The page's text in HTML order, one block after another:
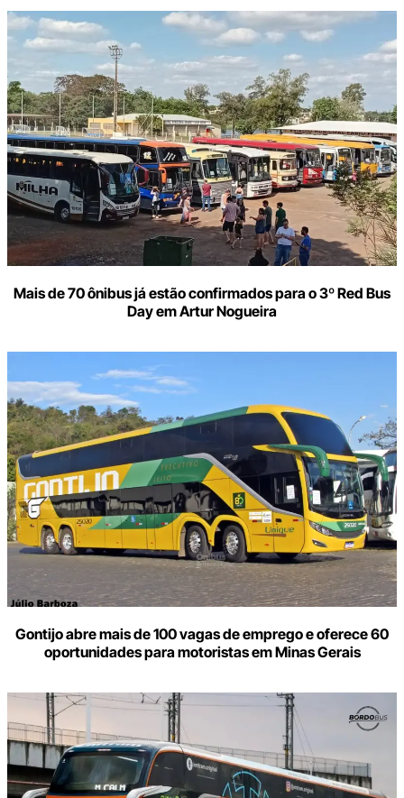
Mais de 70 ônibus já estão confirmados para o 3º Red Bus
Day em Artur Nogueira
Gontijo abre mais de 100 vagas de emprego e oferece 60
oportunidades para motoristas em Minas Gerais